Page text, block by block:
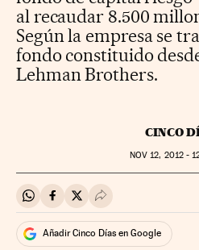
al recaudar 8.500
Según la empresa se
fondo constituido
Lehman Brothers.
CINCO
NOV 12, 2012 -
Compartir en Whatsapp
Compartir en Facebook
Compartir en Twitter
Desplegar Redes
Añadir Cinco Días en Google